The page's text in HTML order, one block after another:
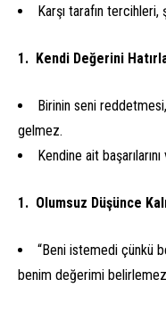
Karşı tarafın tercihleri,
Kendi Değerini
Birinin seni
gelmez.
Kendine ait
Olumsuz Düşünce
“Beni istemedi çünkü
benim değerimi